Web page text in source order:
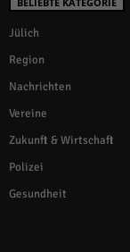
Jülich
Region
Nachrichten
Vereine
Zukunft & Wirtschaft
Polizei
Gesundheit